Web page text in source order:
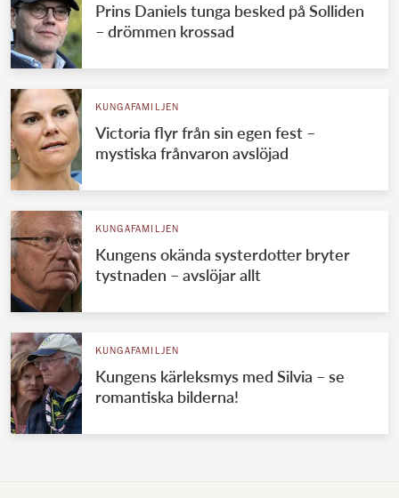
Prins Daniels tunga besked på Solliden
– drömmen krossad
KUNGAFAMILJEN
Victoria flyr från sin egen fest –
mystiska frånvaron avslöjad
KUNGAFAMILJEN
Kungens okända systerdotter bryter
tystnaden – avslöjar allt
KUNGAFAMILJEN
Kungens kärleksmys med Silvia – se
romantiska bilderna!